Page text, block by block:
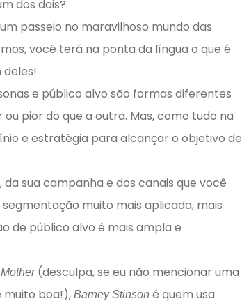
dos dois?
passeio no maravilhoso mundo das
você terá na ponta da língua o que é
deles!
e público alvo são formas diferentes
ou pior do que a outra. Mas, como tudo na
e estratégia para alcançar o objetivo de
sua campanha e dos canais que você
muito mais aplicada, mais
de público alvo é mais ampla e
(desculpa, se eu não mencionar uma
muito boa!), Barney Stinson é quem usa